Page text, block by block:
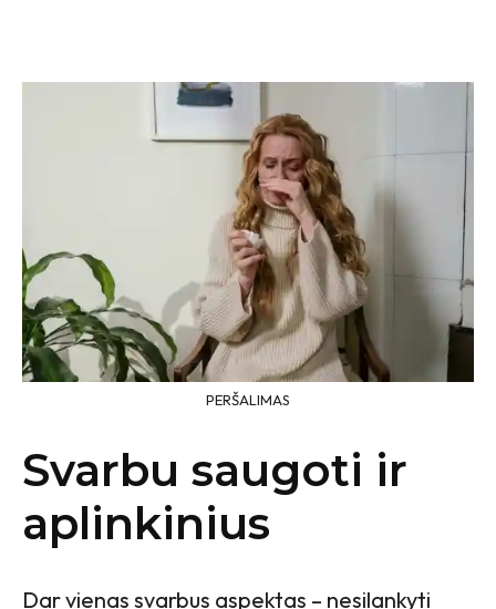
PERŠALIMAS
Svarbu saugoti ir
aplinkinius
Dar vienas svarbus aspektas – nesilankyti